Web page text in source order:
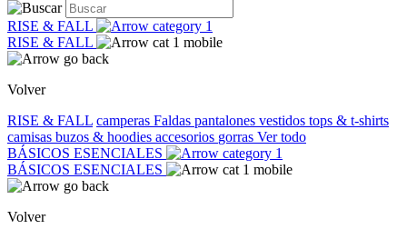
RISE & FALL
RISE & FALL
Volver
RISE & FALL camperas Faldas pantalones vestidos tops & t-shirts
camisas buzos & hoodies accesorios gorras Ver todo
BÁSICOS ESENCIALES
BÁSICOS ESENCIALES
Volver